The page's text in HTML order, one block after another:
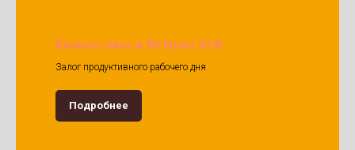
Бизнес-ланч в Birliman Grill
Залог продуктивного рабочего дня
Подробнее